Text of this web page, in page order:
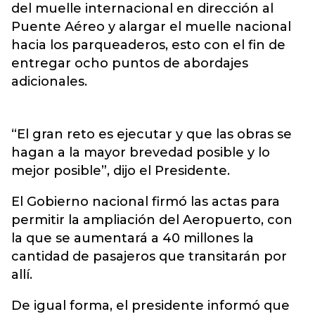
del muelle internacional en dirección al
Puente Aéreo y alargar el muelle nacional
hacia los parqueaderos, esto con el fin de
entregar ocho puntos de abordajes
adicionales.
“El gran reto es ejecutar y que las obras se
hagan a la mayor brevedad posible y lo
mejor posible”, dijo el Presidente.
El Gobierno nacional firmó las actas para
permitir la ampliación del Aeropuerto, con
la que se aumentará a 40 millones la
cantidad de pasajeros que transitarán por
allí.
De igual forma, el presidente informó que